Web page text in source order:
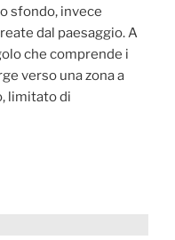
sfondo, invece
dal paesaggio. A
che comprende i
verso una zona a
limitato di